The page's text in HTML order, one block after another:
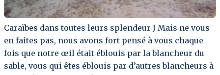
Caraïbes dans toutes leurs splendeur J Mais ne vous
en faites pas, nous avons fort pensé à vous chaque
fois que notre œil était éblouis par la blancheur du
sable, vous qui êtes éblouis par d’autres blancheurs à